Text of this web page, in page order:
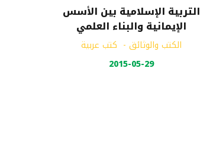
التربية الإسلامية بين الأسس
الإيمانية والبناء العلمي
الكتب والوثائق - كتب عربية
2015-05-29